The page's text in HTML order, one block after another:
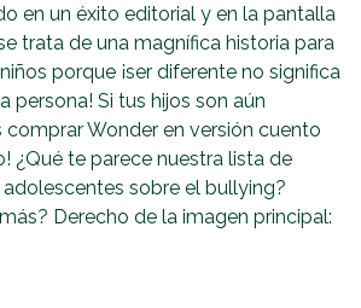
en un éxito editorial y en la pantalla
trata de una magnífica historia para
porque ¡ser diferente no significa
persona! Si tus hijos son aún
comprar Wonder en versión cuento
¿Qué te parece nuestra lista de
sobre el bullying?
Derecho de la imagen principal: